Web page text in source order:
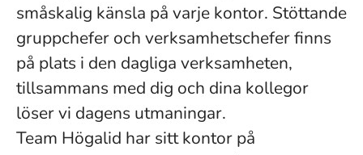
småskalig känsla på varje kontor. Stöttande
gruppchefer och verksamhetschefer finns
på plats i den dagliga verksamheten,
tillsammans med dig och dina kollegor
löser vi dagens utmaningar.
Team Högalid har sitt kontor på